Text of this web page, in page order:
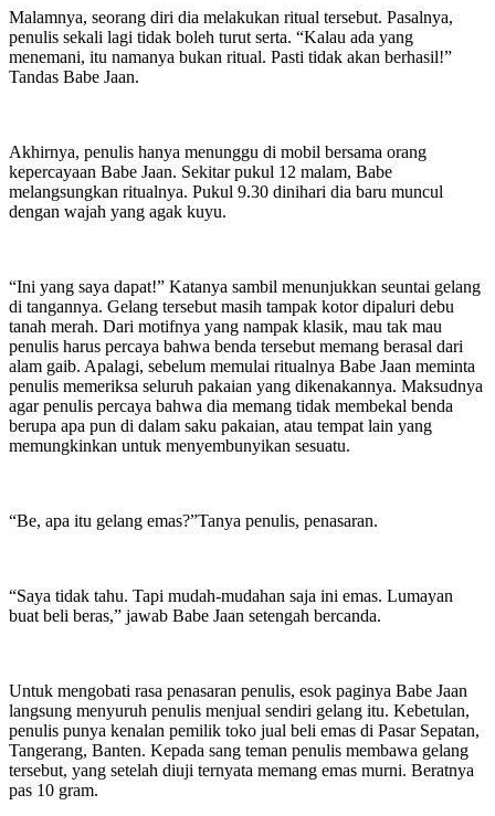
Malamnya, seorang diri dia melakukan ritual tersebut. Pasalnya,
penulis sekali lagi tidak boleh turut serta. “Kalau ada yang
menemani, itu namanya bukan ritual. Pasti tidak akan berhasil!”
Tandas Babe Jaan.
Akhirnya, penulis hanya menunggu di mobil bersama orang
kepercayaan Babe Jaan. Sekitar pukul 12 malam, Babe
melangsungkan ritualnya. Pukul 9.30 dinihari dia baru muncul
dengan wajah yang agak kuyu.
“Ini yang saya dapat!” Katanya sambil menunjukkan seuntai gelang
di tangannya. Gelang tersebut masih tampak kotor dipaluri debu
tanah merah. Dari motifnya yang nampak klasik, mau tak mau
penulis harus percaya bahwa benda tersebut memang berasal dari
alam gaib. Apalagi, sebelum memulai ritualnya Babe Jaan meminta
penulis memeriksa seluruh pakaian yang dikenakannya. Maksudnya
agar penulis percaya bahwa dia memang tidak membekal benda
berupa apa pun di dalam saku pakaian, atau tempat lain yang
memungkinkan untuk menyembunyikan sesuatu.
“Be, apa itu gelang emas?”Tanya penulis, penasaran.
“Saya tidak tahu. Tapi mudah-mudahan saja ini emas. Lumayan
buat beli beras,” jawab Babe Jaan setengah bercanda.
Untuk mengobati rasa penasaran penulis, esok paginya Babe Jaan
langsung menyuruh penulis menjual sendiri gelang itu. Kebetulan,
penulis punya kenalan pemilik toko jual beli emas di Pasar Sepatan,
Tangerang, Banten. Kepada sang teman penulis membawa gelang
tersebut, yang setelah diuji ternyata memang emas murni. Beratnya
pas 10 gram.